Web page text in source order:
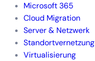
Microsoft 365
Cloud Migration
Server & Netzwerk
Standortvernetzung
Virtualisierung